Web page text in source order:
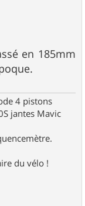
en 185mm
4 pistons
jantes Mavic
du vélo !